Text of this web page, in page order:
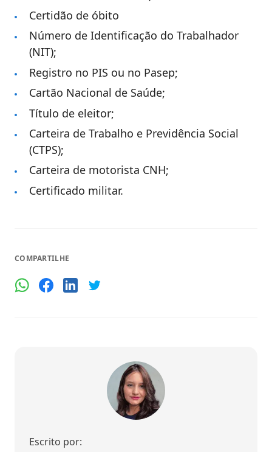
Certidão de óbito
Número de Identificação do Trabalhador
(NIT);
Registro no PIS ou no Pasep;
Cartão Nacional de Saúde;
Título de eleitor;
Carteira de Trabalho e Previdência Social
(CTPS);
Carteira de motorista CNH;
Certificado militar.
COMPARTILHE
Escrito por: